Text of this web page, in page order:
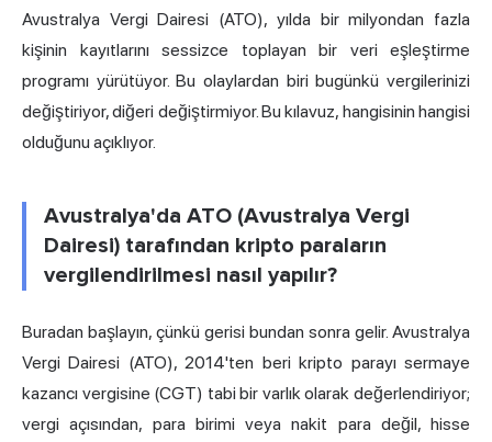
Avustralya Vergi Dairesi (ATO), yılda bir milyondan fazla
kişinin kayıtlarını sessizce toplayan bir veri eşleştirme
programı yürütüyor. Bu olaylardan biri bugünkü vergilerinizi
değiştiriyor, diğeri değiştirmiyor. Bu kılavuz, hangisinin hangisi
olduğunu açıklıyor.
Avustralya'da ATO (Avustralya Vergi
Dairesi) tarafından kripto paraların
vergilendirilmesi nasıl yapılır?
Buradan başlayın, çünkü gerisi bundan sonra gelir. Avustralya
Vergi Dairesi (ATO), 2014'ten beri kripto parayı sermaye
kazancı vergisine (CGT) tabi bir varlık olarak değerlendiriyor;
vergi açısından, para birimi veya nakit para değil, hisse